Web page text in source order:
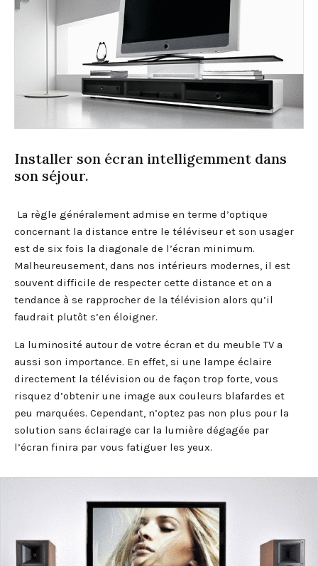
Installer son écran intelligemment dans
son séjour.
La règle généralement admise en terme d’optique
concernant la distance entre le téléviseur et son usager
est de six fois la diagonale de l’écran minimum.
Malheureusement, dans nos intérieurs modernes, il est
souvent difficile de respecter cette distance et on a
tendance à se rapprocher de la télévision alors qu’il
faudrait plutôt s’en éloigner.
La luminosité autour de votre écran et du meuble TV a
aussi son importance. En effet, si une lampe éclaire
directement la télévision ou de façon trop forte, vous
risquez d’obtenir une image aux couleurs blafardes et
peu marquées. Cependant, n’optez pas non plus pour la
solution sans éclairage car la lumière dégagée par
l’écran finira par vous fatiguer les yeux.